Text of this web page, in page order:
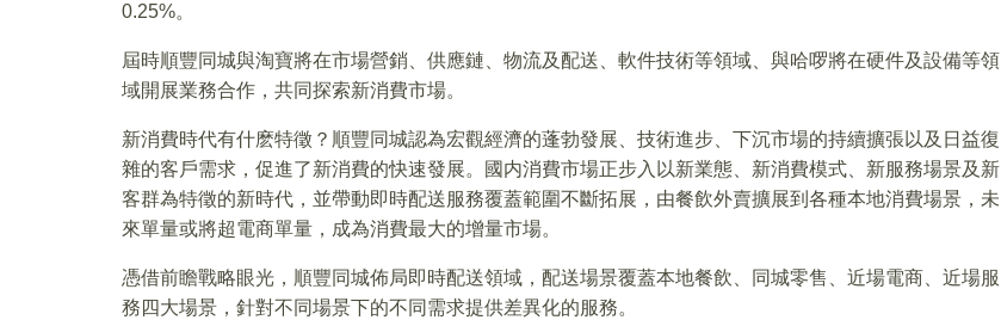
0.25%。
屆時順豐同城與淘寶將在市場營銷、供應鏈、物流及配送、軟件技術等領域、與哈啰將在硬件及設備等領
域開展業務合作，共同探索新消費市場。
新消費時代有什麽特徵？順豐同城認為宏觀經濟的蓬勃發展、技術進步、下沉市場的持續擴張以及日益復
雜的客戶需求，促進了新消費的快速發展。國内消費市場正步入以新業態、新消費模式、新服務場景及新
客群為特徵的新時代，並帶動即時配送服務覆蓋範圍不斷拓展，由餐飲外賣擴展到各種本地消費場景，未
來單量或將超電商單量，成為消費最大的增量市場。
憑借前瞻戰略眼光，順豐同城佈局即時配送領域，配送場景覆蓋本地餐飲、同城零售、近場電商、近場服
務四大場景，針對不同場景下的不同需求提供差異化的服務。